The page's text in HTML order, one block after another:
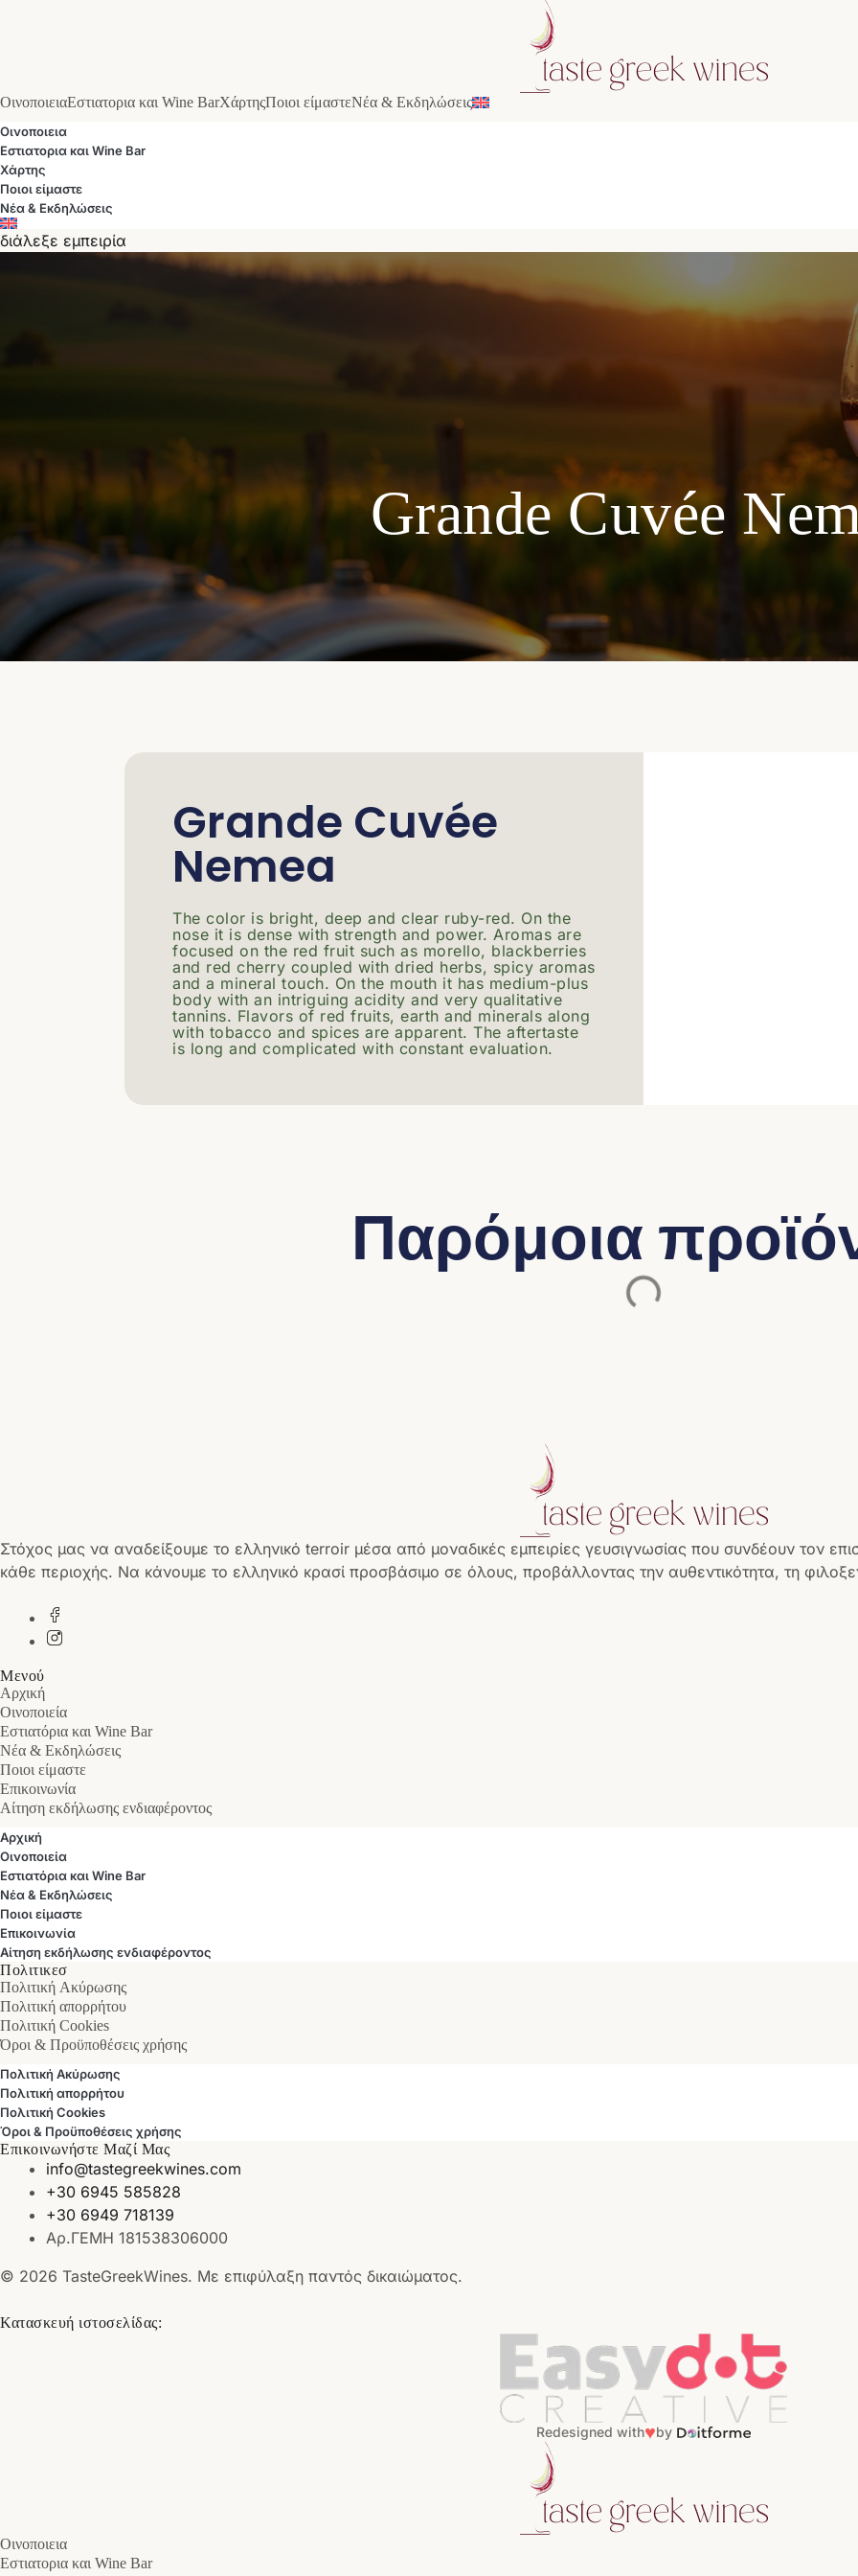
ΟινοποιειαΕστιατορια και Wine BarΧάρτηςΠοιοι είμαστεΝέα & Εκδηλώσεις
Οινοποιεια
Εστιατορια και Wine Bar
Χάρτης
Ποιοι είμαστε
Νέα & Εκδηλώσεις
διάλεξε εμπειρία
Grande Cuvée
Grande Cuvée
Nemea
The color is bright, deep and clear ruby-red. On the
nose it is dense with strength and power. Aromas are
focused on the red fruit such as morello, blackberries
and red cherry coupled with dried herbs, spicy aromas
and a mineral touch. On the mouth it has medium-plus
body with an intriguing acidity and very qualitative
tannins. Flavors of red fruits, earth and minerals along
with tobacco and spices are apparent. The aftertaste
is long and complicated with constant evaluation.
Παρόμοια
Στόχος μας να αναδείξουμε το ελληνικό terroir μέσα από μοναδικές εμπειρίες γευσιγνωσίας που συνδέουν τον
κάθε περιοχής. Να κάνουμε το ελληνικό κρασί προσβάσιμο σε όλους, προβάλλοντας την αυθεντικότητα, τη
Μενού
Αρχική
Οινοποιεία
Εστιατόρια και Wine Bar
Νέα & Εκδηλώσεις
Ποιοι είμαστε
Επικοινωνία
Αίτηση εκδήλωσης ενδιαφέροντος
Αρχική
Οινοποιεία
Εστιατόρια και Wine Bar
Νέα & Εκδηλώσεις
Ποιοι είμαστε
Επικοινωνία
Αίτηση εκδήλωσης ενδιαφέροντος
Πολιτικεσ
Πολιτική Ακύρωσης
Πολιτική απορρήτου
Πολιτική Cookies
Όροι & Προϋποθέσεις χρήσης
Πολιτική Ακύρωσης
Πολιτική απορρήτου
Πολιτική Cookies
Όροι & Προϋποθέσεις χρήσης
Επικοινωνήστε Μαζί Μας
info@tastegreekwines.com
+30 6945 585828
+30 6949 718139
Αρ.ΓΕΜΗ 181538306000
© 2026 TasteGreekWines. Με επιφύλαξη παντός δικαιώματος.
Κατασκευή ιστοσελίδας:
Redesigned with♥by
Οινοποιεια
Εστιατορια και Wine Bar